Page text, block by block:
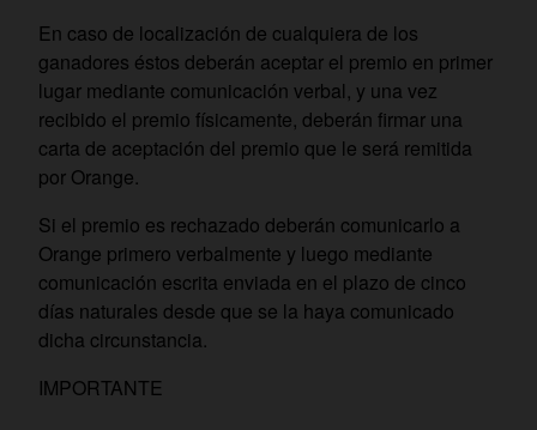
En caso de localización de cualquiera de los
ganadores éstos deberán aceptar el premio en primer
lugar mediante comunicación verbal, y una vez
recibido el premio físicamente, deberán firmar una
carta de aceptación del premio que le será remitida
por Orange.
Si el premio es rechazado deberán comunicarlo a
Orange primero verbalmente y luego mediante
comunicación escrita enviada en el plazo de cinco
días naturales desde que se la haya comunicado
dicha circunstancia.
IMPORTANTE